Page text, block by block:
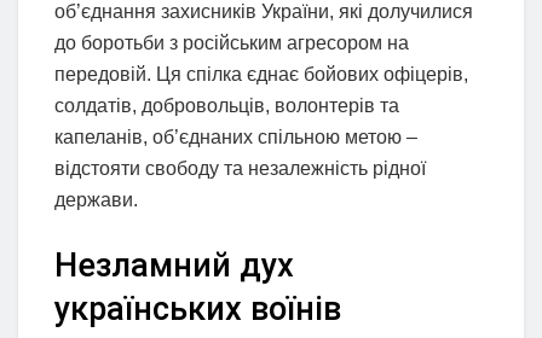
об’єднання захисників України, які долучилися
до боротьби з російським агресором на
передовій. Ця спілка єднає бойових офіцерів,
солдатів, добровольців, волонтерів та
капеланів, об’єднаних спільною метою –
відстояти свободу та незалежність рідної
держави.
Незламний дух
українських воїнів